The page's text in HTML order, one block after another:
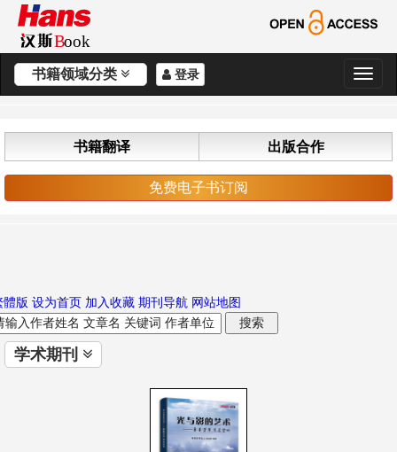
书籍领域分类 登录
切
换
航
书籍翻译 出版合作
免费电子书订阅
體版 设为首页 加入收藏 期刊导航 网站地图
学术期刊